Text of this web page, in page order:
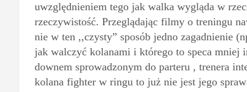
uwzględnieniem tego jak walka wygląda w
rzeczywistość. Przeglądając filmy o treningu
nie w ten ,,czysty” sposób jedno zagadnienie
jak walczyć kolanami i którego to speca mniej
downem sprowadzonym do parteru , trenera
kolana fighter w ringu to już nie jest jego